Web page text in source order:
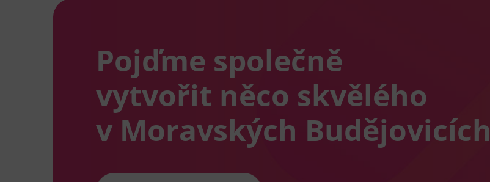
Pojďme společně
vytvořit něco skvělého
v Moravských Budějovicích